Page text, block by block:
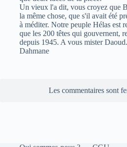
Un vieux l'a dit, vous croyez que
la même chose, que s'il avait été
à méditer. Notre peuple Hélas est
que les 200 têtes qui gouvernent,
depuis 1945. A vous mister Daoud.
Dahmane
Les commentaires sont